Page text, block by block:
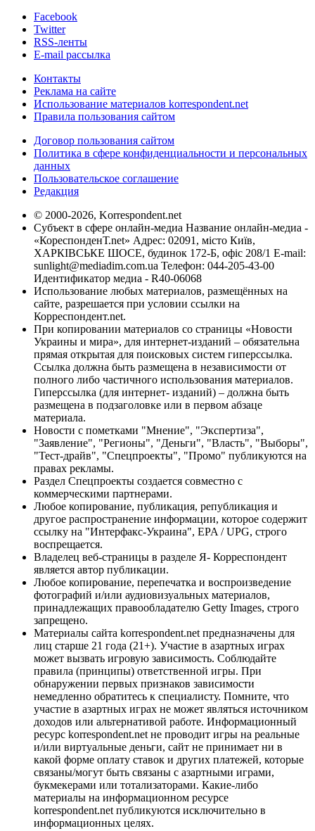
Facebook
Twitter
RSS-ленты
E-mail рассылка
Контакты
Реклама на сайте
Использование материалов korrespondent.net
Правила пользования сайтом
Договор пользования сайтом
Политика в сфере конфиденциальности и персональных
данных
Пользовательское соглашение
Редакция
© 2000-2026, Korrespondent.net
Субъект в сфере онлайн-медиа Название онлайн-медиа -
«КореспонденТ.net» Адрес: 02091, місто Київ,
ХАРКІВСЬКЕ ШОСЕ, будинок 172-Б, офіс 208/1 E-mail:
sunlight@mediadim.com.ua Телефон: 044-205-43-00
Идентификатор медиа - R40-06068
Использование любых материалов, размещённых на
сайте, разрешается при условии ссылки на
Корреспондент.net.
При копировании материалов со страницы «Новости
Украины и мира», для интернет-изданий – обязательна
прямая открытая для поисковых систем гиперссылка.
Ссылка должна быть размещена в независимости от
полного либо частичного использования материалов.
Гиперссылка (для интернет- изданий) – должна быть
размещена в подзаголовке или в первом абзаце
материала.
Новости с пометками "Мнение", "Экспертиза",
"Заявление", "Регионы", "Деньги", "Власть", "Выборы",
"Тест-драйв", "Спецпроекты", "Промо" публикуются на
правах рекламы.
Раздел Спецпроекты создается совместно с
коммерческими партнерами.
Любое копирование, публикация, републикация и
другое распространение информации, которое содержит
ссылку на "Интерфакс-Украина", EPA / UPG, строго
воспрещается.
Владелец веб-страницы в разделе Я- Корреспондент
является автор публикации.
Любое копирование, перепечатка и воспроизведение
фотографий и/или аудиовизуальных материалов,
принадлежащих правообладателю Getty Images, строго
запрещено.
Материалы сайта korrespondent.net предназначены для
лиц старше 21 года (21+). Участие в азартных играх
может вызвать игровую зависимость. Соблюдайте
правила (принципы) ответственной игры. При
обнаружении первых признаков зависимости
немедленно обратитесь к специалисту. Помните, что
участие в азартных играх не может являться источником
доходов или альтернативой работе. Информационный
ресурс korrespondent.net не проводит игры на реальные
и/или виртуальные деньги, сайт не принимает ни в
какой форме оплату ставок и других платежей, которые
связаны/могут быть связаны с азартными играми,
букмекерами или тотализаторами. Какие-либо
материалы на информационном ресурсе
korrespondent.net публикуются исключительно в
информационных целях.